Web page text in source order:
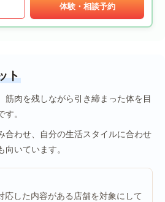
体験・相談予約
ト
筋肉を残しながら引き締まった体を目
。
合わせ、自分の生活スタイルに合わせ
いています。
応した内容がある店舗を対象にして